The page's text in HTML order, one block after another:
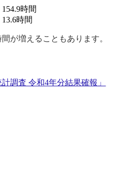
時間
時間
が増えることもあります。
調査 令和4年分結果確報」